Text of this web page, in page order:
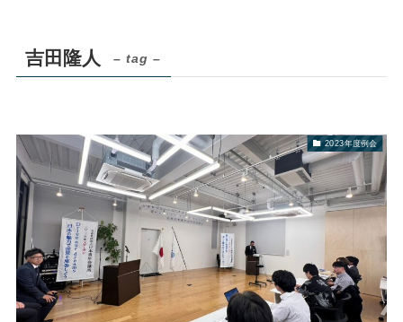
吉田隆人 – tag –
2023年度例会